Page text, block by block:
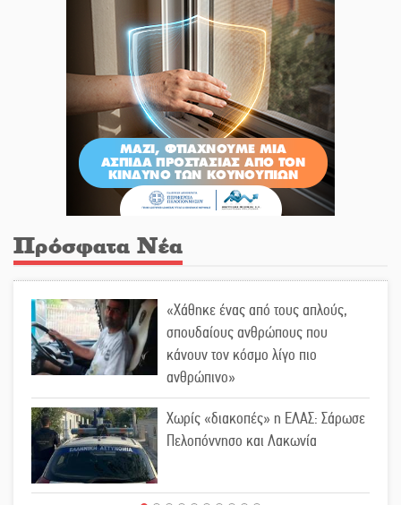
Πρόσφατα Νέα
«Χάθηκε ένας από τους απλούς,
σπουδαίους ανθρώπους που
κάνουν τον κόσμο λίγο πιο
ανθρώπινο»
Χωρίς «διακοπές» η ΕΛΑΣ: Σάρωσε
Πελοπόννησο και Λακωνία